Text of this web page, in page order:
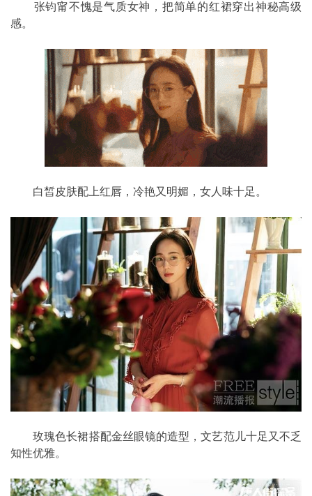
张钧甯不愧是气质女神，把简单的红裙穿出神秘高级
感。
白皙皮肤配上红唇，冷艳又明媚，女人味十足。
玫瑰色长裙搭配金丝眼镜的造型，文艺范儿十足又不乏
知性优雅。